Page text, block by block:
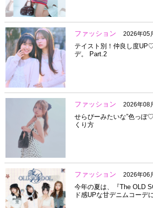
ファッション 2026年05
テイスト別！仲良し度
デ。 Part.2
ファッション 2026年08
せらぴーみたいな”色っぽ
くり方
ファッション 2026年06
今年の夏は、『The OLD
ド感UPな甘デニムコーデ